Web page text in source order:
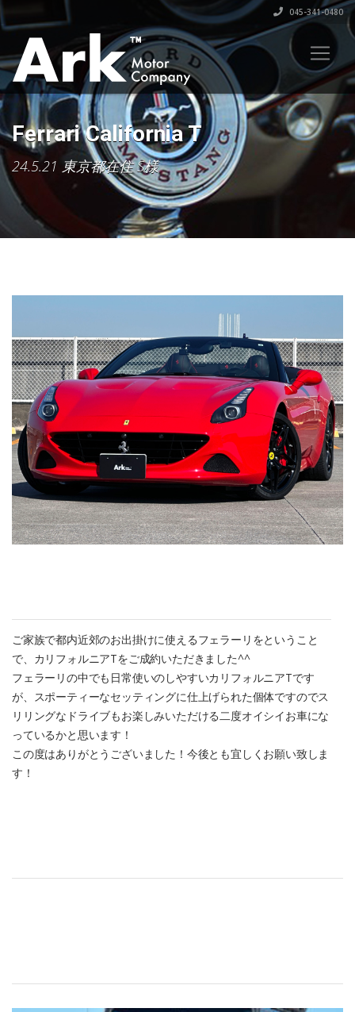
045-341-0480
Ferrari California T
24.5.21 東京都在住 S様
ご家族で都内近郊のお出掛けに使えるフェラーリをということ
で、カリフォルニアTをご成約いただきました^^
フェラーリの中でも日常使いのしやすいカリフォルニアTです
が、スポーティーなセッティングに仕上げられた個体ですのでス
リリングなドライブもお楽しみいただける二度オイシイお車にな
っているかと思います！
この度はありがとうございました！今後とも宜しくお願い致しま
す！